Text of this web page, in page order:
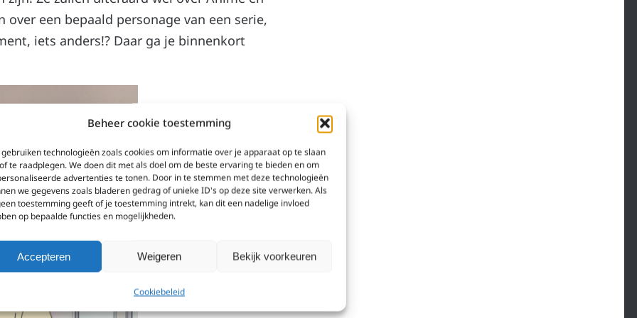
Beheer cookie toestemming
gebruiken technologieën zoals cookies om informatie over je apparaat op te slaan
te raadplegen. We doen dit met als doel om de beste ervaring te bieden en om
advertenties te tonen. Door in te stemmen met deze technologieën
we gegevens zoals bladeren gedrag of unieke ID's op deze site verwerken. Als
toestemming geeft of je toestemming intrekt, kan dit een nadelige invloed
op bepaalde functies en mogelijkheden.
Accepteren Weigeren Bekijk voorkeuren
Cookiebeleid
een bepaald personage van een serie,
iets anders!? Daar ga je binnenkort